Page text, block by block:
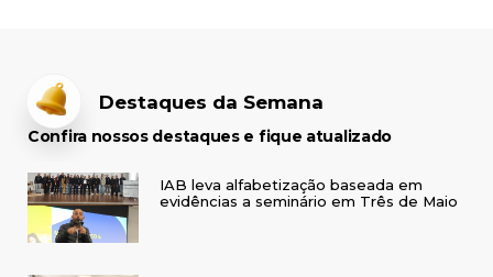
Destaques da Semana
Confira nossos destaques e fique atualizado
IAB leva alfabetização baseada em
evidências a seminário em Três de Maio